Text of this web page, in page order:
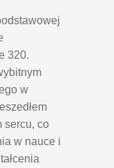
320.
w
sercu, co
w nauce i